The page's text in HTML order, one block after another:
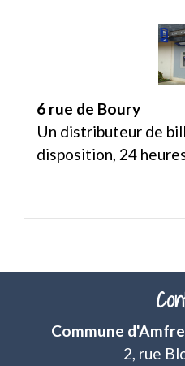
6 rue de Boury
Un distributeur de
disposition, 24
Commune
2, rue